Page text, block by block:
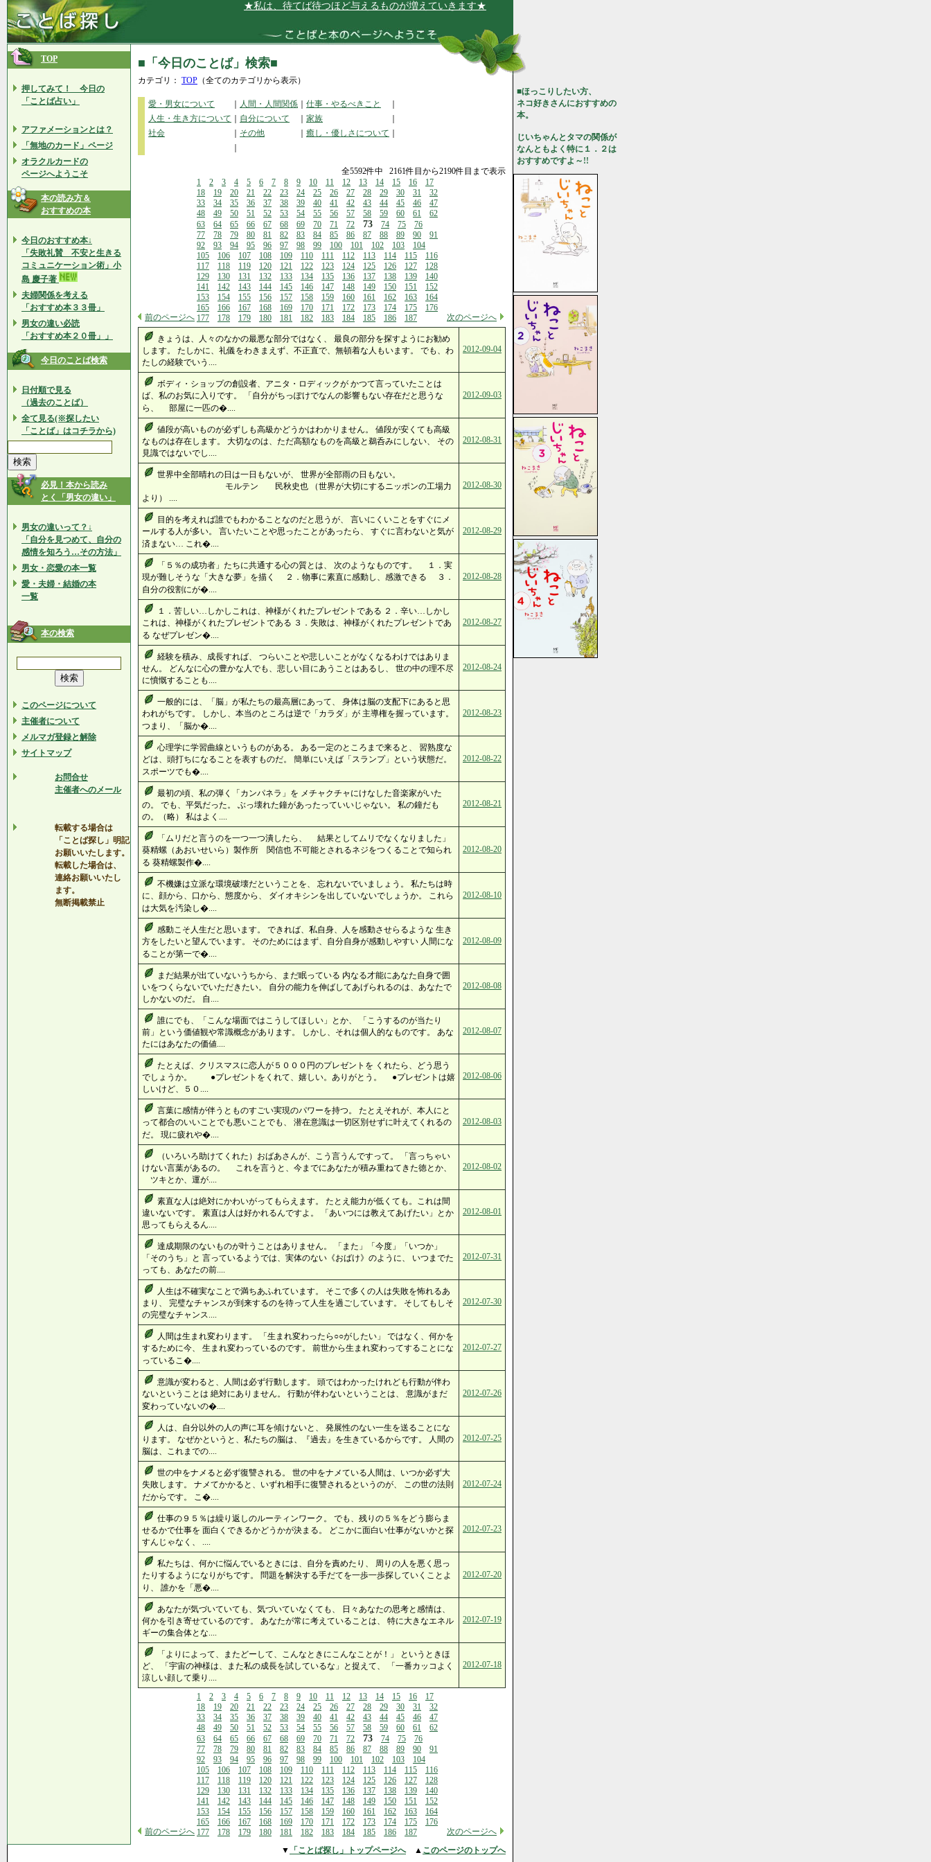
★私は、待てば待つほど与えるものが増えていきます★
TOP
押してみて！ 今日の
「ことば占い」
アファメーションとは？
「無地のカード」ページ
オラクルカードの
ページへようこそ
本の読み方＆
おすすめの本
今日のおすすめ本↓
「失敗礼賛 不安と生きる
コミュニケーション術」小
島 慶子著
夫婦関係を考える
「おすすめ本３３冊」
男女の違い必読
「おすすめ本２０冊」」
今日のことば検索
日付順で見る
（過去のことば）
全て見る(※探したい
「ことば」はコチラから)
必見！本から読み
とく「男女の違い」
男女の違いって？↓
「自分を見つめて、自分の
感情を知ろう…その方法」
男女・恋愛の本一覧
愛・夫婦・結婚の本
一覧
本の検索
このページについて
主催者について
メルマガ登録と解除
サイトマップ
お問合せ
主催者へのメール
転載する場合は
「ことば探し」明記
お願いいたします。
転載した場合は、
連絡お願いいたし
ます。
無断掲載禁止
■「今日のことば」検索■
カテゴリ： TOP （全てのカテゴリから表示）
愛・男女について 人間・人間関係 仕事・やるべきこと
人生・生き方について
自分について 家族
社会
その他 癒し・優しさについて
全5592件中 2161件目から2190件目まで表示
前のページへ
1 2 3 4 5 6 7 8 9 10 11 12 13 14 15 16
17
18
19 20 21 22 23 24 25 26 27 28 29 30 31
32
33
34 35 36 37 38 39 40 41 42 43 44 45 46
47
48
49 50 51 52 53 54 55 56 57 58 59 60 61
62
63
64 65 66 67 68 69 70 71 72 73 74 75
76
77
78 79 80 81 82 83 84 85 86 87 88 89 90
91
92
93 94 95 96 97 98 99 100 101 102 103
104
105
106 107 108 109 110 111 112 113 114 115
116
117
118 119 120 121 122 123 124 125 126 127
128
129
130 131 132 133 134 135 136 137 138 139
140
141
142 143 144 145 146 147 148 149 150 151
152
153
154 155 156 157 158 159 160 161 162 163
164
165
166 167 168 169 170 171 172 173 174 175
176
177
178 179 180 181 182 183 184 185 186 187 次のページへ
きょうは、人々のなかの最悪な部分ではなく、 最良の部分を探すようにお勧め
します。 たしかに、礼儀をわきまえず、不正直で、無頓着な人もいます。 でも、わ
たしの経験でいう....
2012-09-04
ボディ・ショップの創設者、アニタ・ロディックが かつて言っていたことは
ば、私のお気に入りです。 「自分がちっぽけでなんの影響もない存在だと思うな
ら、 部屋に一匹の�....
2012-09-03
値段が高いものが必ずしも高級かどうかはわかりません。 値段が安くても高級
なものは存在します。 大切なのは、ただ高額なものを高級と鵜呑みにしない、 その
見識ではないでし....
2012-08-31
世界中全部晴れの日は一日もないが、 世界が全部雨の日もない。
モルテン 民秋史也 （世界が大切にするニッポンの工場力
より） ....
2012-08-30
目的を考えれば誰でもわかることなのだと思うが、 言いにくいことをすぐにメ
ールする人が多い。 言いたいことや思ったことがあったら、 すぐに言わないと気が
済まない… これ�....
2012-08-29
「５％の成功者」たちに共通する心の質とは、 次のようなものです。 １．実
現が難しそうな「大きな夢」を描く ２．物事に素直に感動し、感激できる ３．
自分の役割にが�....
2012-08-28
１．苦しい…しかしこれは、神様がくれたプレゼントである ２．辛い…しかし
これは、神様がくれたプレゼントである ３．失敗は、神様がくれたプレゼントであ
る なぜプレゼン�....
2012-08-27
経験を積み、成長すれば、 つらいことや悲しいことがなくなるわけではありま
せん。 どんなに心の豊かな人でも、悲しい目にあうことはあるし、 世の中の理不尽
に憤慨することも....
2012-08-24
一般的には、「脳」が私たちの最高層にあって、 身体は脳の支配下にあると思
われがちです。 しかし、本当のところは逆で「カラダ」が 主導権を握っています。
つまり、「脳か�....
2012-08-23
心理学に学習曲線というものがある。 ある一定のところまで来ると、 習熟度な
どは、頭打ちになることを表すものだ。 簡単にいえば「スランプ」という状態だ。
スポーツでも�....
2012-08-22
最初の頃、私の弾く「カンパネラ」を メチャクチャにけなした音楽家がいた
の。 でも、平気だった。 ぶっ壊れた鐘があったっていいじゃない。 私の鐘だも
の。（略） 私はよく....
2012-08-21
「ムリだと言うのを一つ一つ潰したら、 結果としてムリでなくなりました」
葵精螺（あおいせいら）製作所 関信也 不可能とされるネジをつくることで知られ
る 葵精螺製作�....
2012-08-20
不機嫌は立派な環境破壊だということを、 忘れないでいましょう。 私たちは時
に、顔から、口から、態度から、 ダイオキシンを出していないでしょうか。 これら
は大気を汚染し�....
2012-08-10
感動こそ人生だと思います。 できれば、私自身、人を感動させらるような 生き
方をしたいと望んでいます。 そのためにはまず、自分自身が感動しやすい 人間にな
ることが第一で�....
2012-08-09
まだ結果が出ていないうちから、まだ眠っている 内なる才能にあなた自身で囲
いをつくらないでいただきたい。 自分の能力を伸ばしてあげられるのは、あなたで
しかないのだ。 自....
2012-08-08
誰にでも、「こんな場面ではこうしてほしい」とか、 「こうするのが当たり
前」という価値観や常識概念があります。 しかし、それは個人的なものです。 あな
たにはあなたの価値....
2012-08-07
たとえば、クリスマスに恋人が５０００円のプレゼントを くれたら、どう思う
でしょうか。 ●プレゼントをくれて、嬉しい。ありがとう。 ●プレゼントは嬉
しいけど、５０....
2012-08-06
言葉に感情が伴うとものすごい実現のパワーを持つ。 たとえそれが、本人にと
って都合のいいことでも悪いことでも、 潜在意識は一切区別せずに叶えてくれるの
だ。 現に疲れや�....
2012-08-03
（いろいろ助けてくれた）おばあさんが、こう言うんですって。 「言っちゃい
けない言葉があるの。 これを言うと、今までにあなたが積み重ねてきた徳とか、
ツキとか、運が....
2012-08-02
素直な人は絶対にかわいがってもらえます。 たとえ能力が低くても。これは間
違いないです。 素直は人は好かれるんですよ。 「あいつには教えてあげたい」とか
思ってもらえるん....
2012-08-01
達成期限のないものが叶うことはありません。 「また」「今度」「いつか」
「そのうち」と 言っているようでは、実体のない《おばけ》のように、 いつまでた
っても、あなたの前....
2012-07-31
人生は不確実なことで満ちあふれています。 そこで多くの人は失敗を怖れるあ
まり、 完璧なチャンスが到来するのを待って人生を過ごしています。 そしてもしそ
の完璧なチャンス....
2012-07-30
人間は生まれ変わります。 「生まれ変わったら○○がしたい」 ではなく、何かを
するために今、 生まれ変わっているのです。 前世から生まれ変わってすることにな
っているこ�....
2012-07-27
意識が変わると、人間は必ず行動します。 頭ではわかったけれども行動が伴わ
ないということは 絶対にありません。 行動が伴わないということは、 意識がまだ
変わっていないの�....
2012-07-26
人は、自分以外の人の声に耳を傾けないと、 発展性のない一生を送ることにな
ります。 なぜかというと、私たちの脳は、『過去』を生きているからです。 人間の
脳は、これまでの....
2012-07-25
世の中をナメると必ず復讐される。 世の中をナメている人間は、いつか必ず大
失敗します。 ナメてかかると、いずれ相手に復讐されるというのが、 この世の法則
だからです。 こ�....
2012-07-24
仕事の９５％は繰り返しのルーティンワーク。 でも、残りの５％をどう膨らま
せるかで仕事を 面白くできるかどうかが決まる。 どこかに面白い仕事がないかと探
すんじゃなく、 ....
2012-07-23
私たちは、何かに悩んでいるときには、自分を責めたり、 周りの人を悪く思っ
たりするようになりがちです。 問題を解決する手だてを一歩一歩探していくことよ
り、 誰かを「悪�....
2012-07-20
あなたが気づいていても、気づいていなくても、 日々あなたの思考と感情は、
何かを引き寄せているのです。 あなたが常に考えていることは、 特に大きなエネル
ギーの集合体とな....
2012-07-19
「よりによって、またどーして、こんなときにこんなことが！」 というときほ
ど、 「宇宙の神様は、また私の成長を試しているな」と捉えて、 「一番カッコよく
涼しい顔して乗り....
2012-07-18
前のページへ
1 2 3 4 5 6 7 8 9 10 11 12 13 14 15 16
17
18
19 20 21 22 23 24 25 26 27 28 29 30 31
32
33
34 35 36 37 38 39 40 41 42 43 44 45 46
47
48
49 50 51 52 53 54 55 56 57 58 59 60 61
62
63
64 65 66 67 68 69 70 71 72 73 74 75
76
77
78 79 80 81 82 83 84 85 86 87 88 89 90
91
92
93 94 95 96 97 98 99 100 101 102 103
104
105
106 107 108 109 110 111 112 113 114 115
116
117
118 119 120 121 122 123 124 125 126 127
128
129
130 131 132 133 134 135 136 137 138 139
140
141
142 143 144 145 146 147 148 149 150 151
152
153
154 155 156 157 158 159 160 161 162 163
164
165
166 167 168 169 170 171 172 173 174 175
176
177
178 179 180 181 182 183 184 185 186 187 次のページへ
■ほっこりしたい方、
ネコ好きさんにおすすめの
本。
じいちゃんとタマの関係が
なんともよく特に１．２は
おすすめですよ～!!
▼ 「ことば探し」トップページへ▲ このページのトップへ